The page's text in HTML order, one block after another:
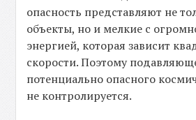
опасность представляют не
объекты, но и мелкие с
энергией, которая зависит
скорости. Поэтому
потенциально опасного
не контролируется.